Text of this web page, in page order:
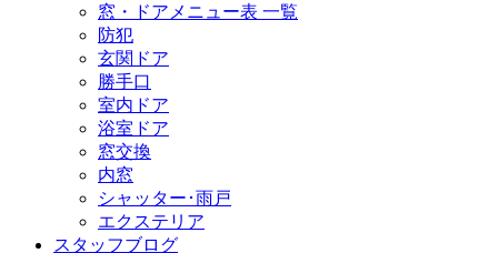
窓・ドアメニュー表 一覧
防犯
玄関ドア
勝手口
室内ドア
浴室ドア
窓交換
内窓
シャッター･雨戸
エクステリア
スタッフブログ